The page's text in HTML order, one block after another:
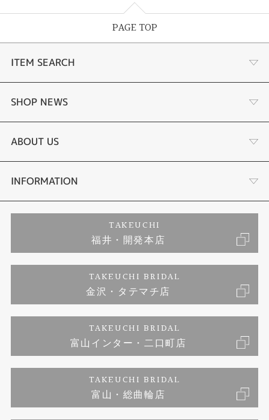
PAGE TOP
ITEM SEARCH
婚約指輪
結婚指輪
セットリング
エタニティーリング
婚約ネックレス
SHOP NEWS
サプライズプロポーズ相談室
ダイヤモンドカッターブランド
アフターメンテナンス
金澤工房｜手作りペアリング
金澤工房｜手作り結婚指輪
金澤工房｜手作り婚約指輪プロポーズプラン
ABOUT US
店舗情報
お客様の声
INFORMATION
プライバシーポリシー
TAKEUCHI
福井・開発本店
TAKEUCHI BRIDAL
金沢・タテマチ店
TAKEUCHI BRIDAL
富山インター・二口町店
TAKEUCHI BRIDAL
富山・総曲輪店